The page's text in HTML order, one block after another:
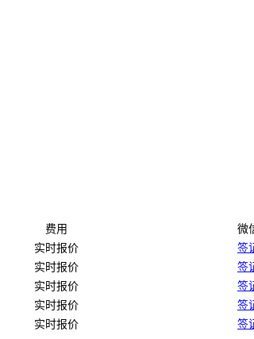
费用
微
实时报价
签
实时报价
签
实时报价
签
实时报价
签
实时报价 签